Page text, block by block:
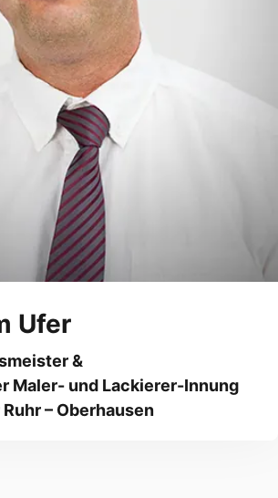
Ufer
&
Maler- und Lackierer-Innung
– Oberhausen